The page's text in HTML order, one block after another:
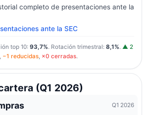
completo de presentaciones ante la
ante la SEC
top 10: 93,7%. Rotación trimestral: 8,1%. ▲ 2
−1 reducidas, ×0 cerradas.
(Q1 2026)
Q1 2026